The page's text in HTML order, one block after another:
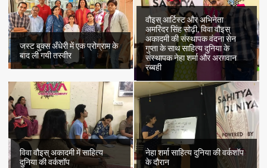
जस्ट बुक्स अँधेरी में एक प्रोग्राम के
बाद ली गयी तस्वीर
वौइस् आर्टिस्ट और अभिनेता
अमरिंदर सिंह सोढ़ी, विवा वौइस्
अकादमी की संस्थापक वंदना सेन
गुप्ता के साथ साहित्य दुनिया के
संस्थापक नेहा शर्मा और अरग़वान
रब्बही
विवा वौइस् अकादमी में साहित्य
दुनिया की वर्कशॉप
नेहा शर्मा साहित्य दुनिया की वर्कशॉप
के दौरान